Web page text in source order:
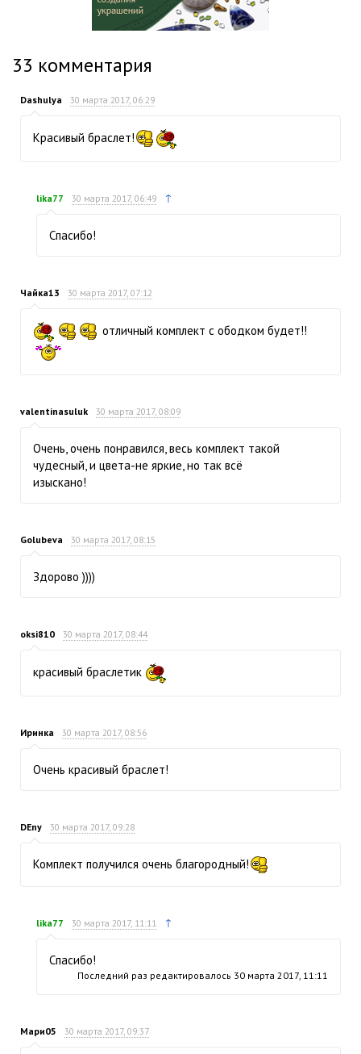
33 комментария
Dashulya 30 марта 2017, 06:29
Красивый браслет!
lika77 30 марта 2017, 06:49 ↑
Спасибо!
Чайка13 30 марта 2017, 07:12
отличный комплект с ободком будет!!
valentinasuluk 30 марта 2017, 08:09
Очень, очень понравился, весь комплект такой
чудесный, и цвета-не яркие, но так всё
изыскано!
Golubeva 30 марта 2017, 08:15
Здорово ))))
oksi810 30 марта 2017, 08:44
красивый браслетик
Иринка 30 марта 2017, 08:56
Очень красивый браслет!
DEny 30 марта 2017, 09:28
Комплект получился очень благородный!
lika77 30 марта 2017, 11:11 ↑
Спасибо!
Последний раз редактировалось 30 марта 2017, 11:11
Мари05 30 марта 2017, 09:37